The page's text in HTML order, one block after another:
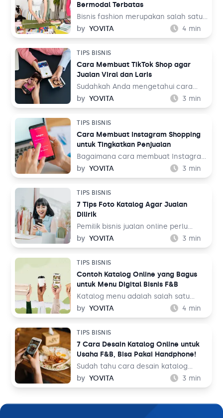
Bermodal Terbatas
Bisnis fashion merupakan salah satu
bisnis yang tak akan pernah mati.
Sebab, pada dasarnya setiap orang
kehidupan sehari-hari mereka, baik
untuk bekerja maupun aktivitas
lainnya. Tentu ini jadi peluang bisnis
yang menjanjikan dari waktu ke
waktu.
by YOVITA 4 min
TIPS BISNIS
Cara Membuat TikTok Shop agar
Jualan Viral dan Laris
Sudahkah Anda mengetahui cara
membuat TikTok Shop? TikTok
merupakan salah satu media sosial
sosial yang menampilkan konten
audio visual tersebut dinilai menarik
karena menampilkan beragam tema,
mulai dari hiburan, resep makanan,
hingga pengetahuan. Bahkan media
sosial ini juga bisa digunakan untuk
Lalu, bagaimana cara membuatnya
untuk jualan online?
by YOVITA 3 min
TIPS BISNIS
Cara Membuat Instagram Shopping
untuk Tingkatkan Penjualan
Bagaimana cara membuat Instagram
Shopping? Instagram adalah salah
satu media sosial populer saat ini
orang di seluruh dunia. Dalam
perspektif bisnis, hal ini tentu menjadi
sebuah keuntungan.
by YOVITA 3 min
TIPS BISNIS
7 Tips Foto Katalog Agar Jualan
Dilirik
Pemilik bisnis jualan online perlu
belajar tentang fotografi produk
agar bisa menghasilkan foto yang
barang dagangan. Foto katalog tidak
bisa dilakukan sembarangan dan asal
upload ke tempat jualan. Saat
berbelanja, pengunjung toko online
bukan hanya membandingkan harga
dengan toko sebelah, tetapi juga
ada.
by YOVITA 3 min
TIPS BISNIS
Contoh Katalog Online yang Bagus
untuk Menu Digital Bisnis F&B
Katalog menu adalah salah satu
elemen penting dalam bisnis F&B.
Tidak hanya memudahkan pelanggan
mereka pesan, tapi katalog menu
juga bisa menjadi sarana
membangun image untuk bisnis Anda.
Oleh karena itu, mendesain katalog
menu menjadi hal yang perlu
dipikirkan secara matang dan
by YOVITA 4 min
TIPS BISNIS
7 Cara Desain Katalog Online untuk
Usaha F&B, Bisa Pakai Handphone!
Sudah tahu cara desain katalog
online? Sebagai pemilik bisnis F&B,
Anda perlu memperkenalkan
baik ke pelanggan. Sebelum
by YOVITA 3 min